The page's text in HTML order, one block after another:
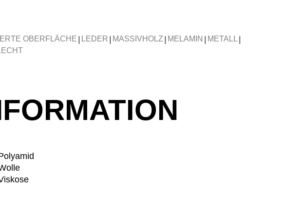
OBERFLÄCHE | LEDER | MASSIVHOLZ | MELAMIN | METALL |